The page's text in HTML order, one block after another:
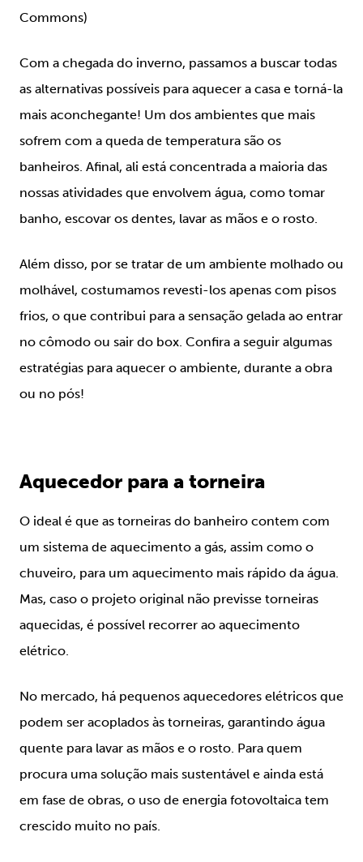
Commons)
Com a chegada do inverno, passamos a buscar todas
as alternativas possíveis para aquecer a casa e torná-la
mais aconchegante! Um dos ambientes que mais
sofrem com a queda de temperatura são os
banheiros. Afinal, ali está concentrada a maioria das
nossas atividades que envolvem água, como tomar
banho, escovar os dentes, lavar as mãos e o rosto.
Além disso, por se tratar de um ambiente molhado ou
molhável, costumamos revesti-los apenas com pisos
frios, o que contribui para a sensação gelada ao entrar
no cômodo ou sair do box. Confira a seguir algumas
estratégias para aquecer o ambiente, durante a obra
ou no pós!
Aquecedor para a torneira
O ideal é que as torneiras do banheiro contem com
um sistema de aquecimento a gás, assim como o
chuveiro, para um aquecimento mais rápido da água.
Mas, caso o projeto original não previsse torneiras
aquecidas, é possível recorrer ao aquecimento
elétrico.
No mercado, há pequenos aquecedores elétricos que
podem ser acoplados às torneiras, garantindo água
quente para lavar as mãos e o rosto. Para quem
procura uma solução mais sustentável e ainda está
em fase de obras, o uso de energia fotovoltaica tem
crescido muito no país.